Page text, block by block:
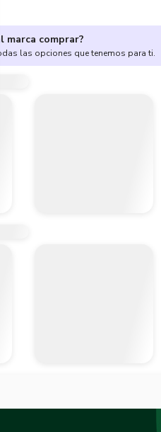
marca comprar?
las opciones que tenemos para ti.